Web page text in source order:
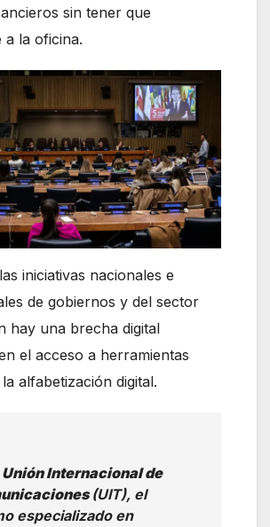
sin tener que
a la oficina.
iniciativas nacionales e
de gobiernos y del sector
hay una brecha digital
el acceso a herramientas
alfabetización digital.
Unión Internacional de
(UIT), el
especializado en